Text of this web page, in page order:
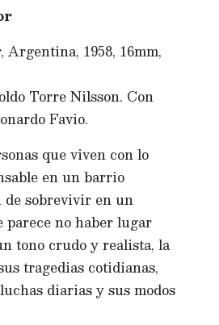
Argentina, 1958, 16mm,
Torre Nilsson. Con
Favio.
que viven con lo
en un barrio
de sobrevivir en un
parece no haber lugar
tono crudo y realista, la
tragedias cotidianas,
diarias y sus modos